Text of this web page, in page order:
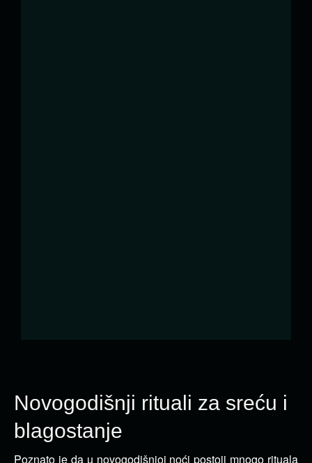
Novogodišnji rituali za sreću i
blagostanje
Poznato je da u novogodišnjoj noći postoji mnogo rituala